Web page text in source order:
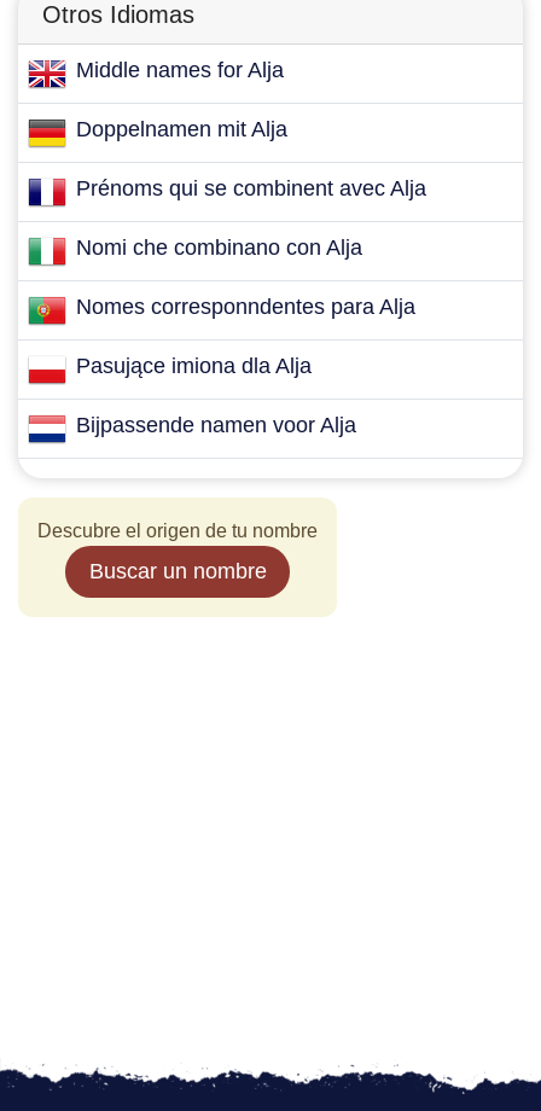
Otros Idiomas
Middle names for Alja
Doppelnamen mit Alja
Prénoms qui se combinent avec Alja
Nomi che combinano con Alja
Nomes corresponndentes para Alja
Pasujące imiona dla Alja
Bijpassende namen voor Alja
Descubre el origen de tu nombre
Buscar un nombre